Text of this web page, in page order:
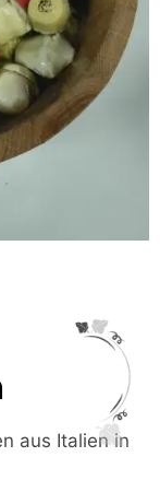
aus Italien in